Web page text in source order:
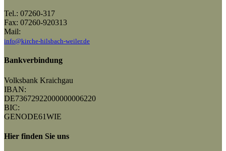
Tel.: 07260-317
Fax: 07260-920313
Mail:
info@kirche-hilsbach-weiler.de
Bankverbindung
Volksbank Kraichgau
IBAN:
DE73672922000000006220
BIC:
GENODE61WIE
Hier finden Sie uns